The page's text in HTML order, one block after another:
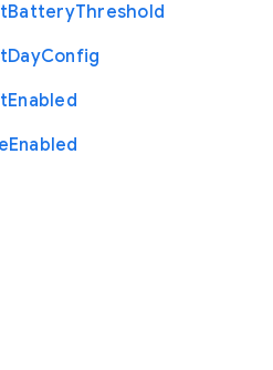
BatteryThreshold
DayConfig
Enabled
Enabled